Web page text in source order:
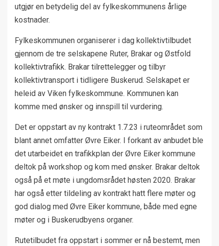
utgjør en betydelig del av fylkeskommunens årlige
kostnader.
Fylkeskommunen organiserer i dag kollektivtilbudet
gjennom de tre selskapene Ruter, Brakar og Østfold
kollektivtrafikk. Brakar tilrettelegger og tilbyr
kollektivtransport i tidligere Buskerud. Selskapet er
heleid av Viken fylkeskommune. Kommunen kan
komme med ønsker og innspill til vurdering.
Det er oppstart av ny kontrakt 1.7.23 i ruteområdet som
blant annet omfatter Øvre Eiker. I forkant av anbudet ble
det utarbeidet en trafikkplan der Øvre Eiker kommune
deltok på workshop og kom med ønsker. Brakar deltok
også på et møte i ungdomsrådet høsten 2020. Brakar
har også etter tildeling av kontrakt hatt flere møter og
god dialog med Øvre Eiker kommune, både med egne
møter og i Buskerudbyens organer.
Rutetilbudet fra oppstart i sommer er nå bestemt, men